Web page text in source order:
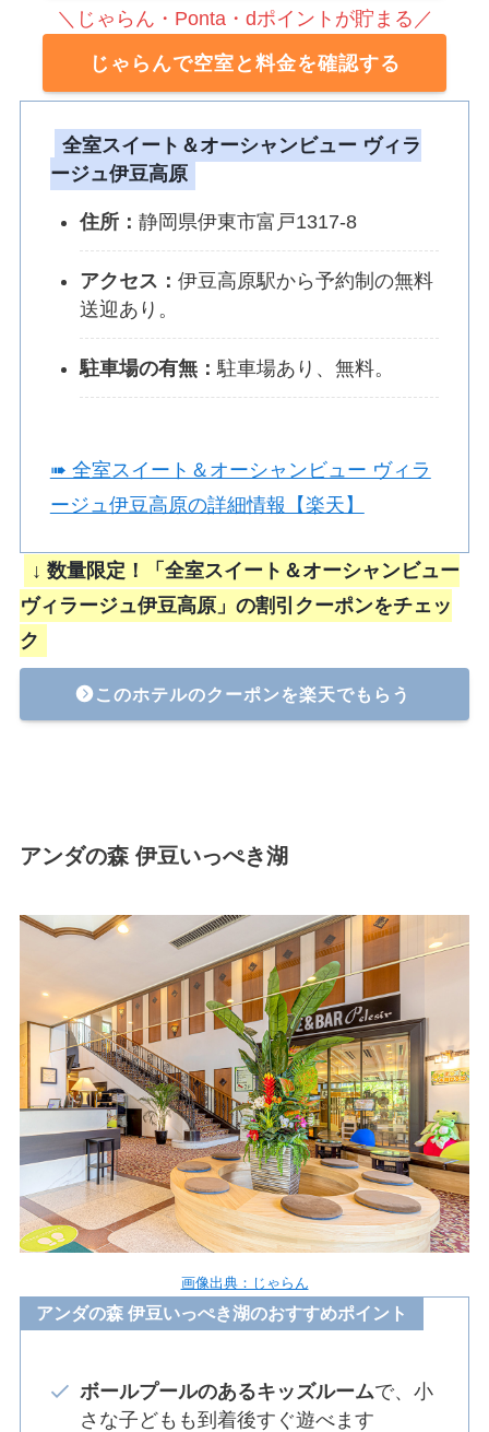
＼じゃらん・Ponta・dポイントが貯まる／
じゃらんで空室と料金を確認する
全室スイート＆オーシャンビュー ヴィラ
ージュ伊豆高原
住所： 静岡県伊東市富戸1317-8
アクセス： 伊豆高原駅から予約制の無料
送迎あり。
駐車場の有無： 駐車場あり、無料。
➠ 全室スイート＆オーシャンビュー ヴィラ
ージュ伊豆高原の詳細情報【楽天】
↓ 数量限定！「全室スイート＆オーシャンビュー
ヴィラージュ伊豆高原」の割引クーポンをチェッ
ク
このホテルのクーポンを楽天でもらう
アンダの森 伊豆いっぺき湖
画像出典：じゃらん
アンダの森 伊豆いっぺき湖のおすすめポイント
ボールプールのあるキッズルームで、小
さな子どもも到着後すぐ遊べます